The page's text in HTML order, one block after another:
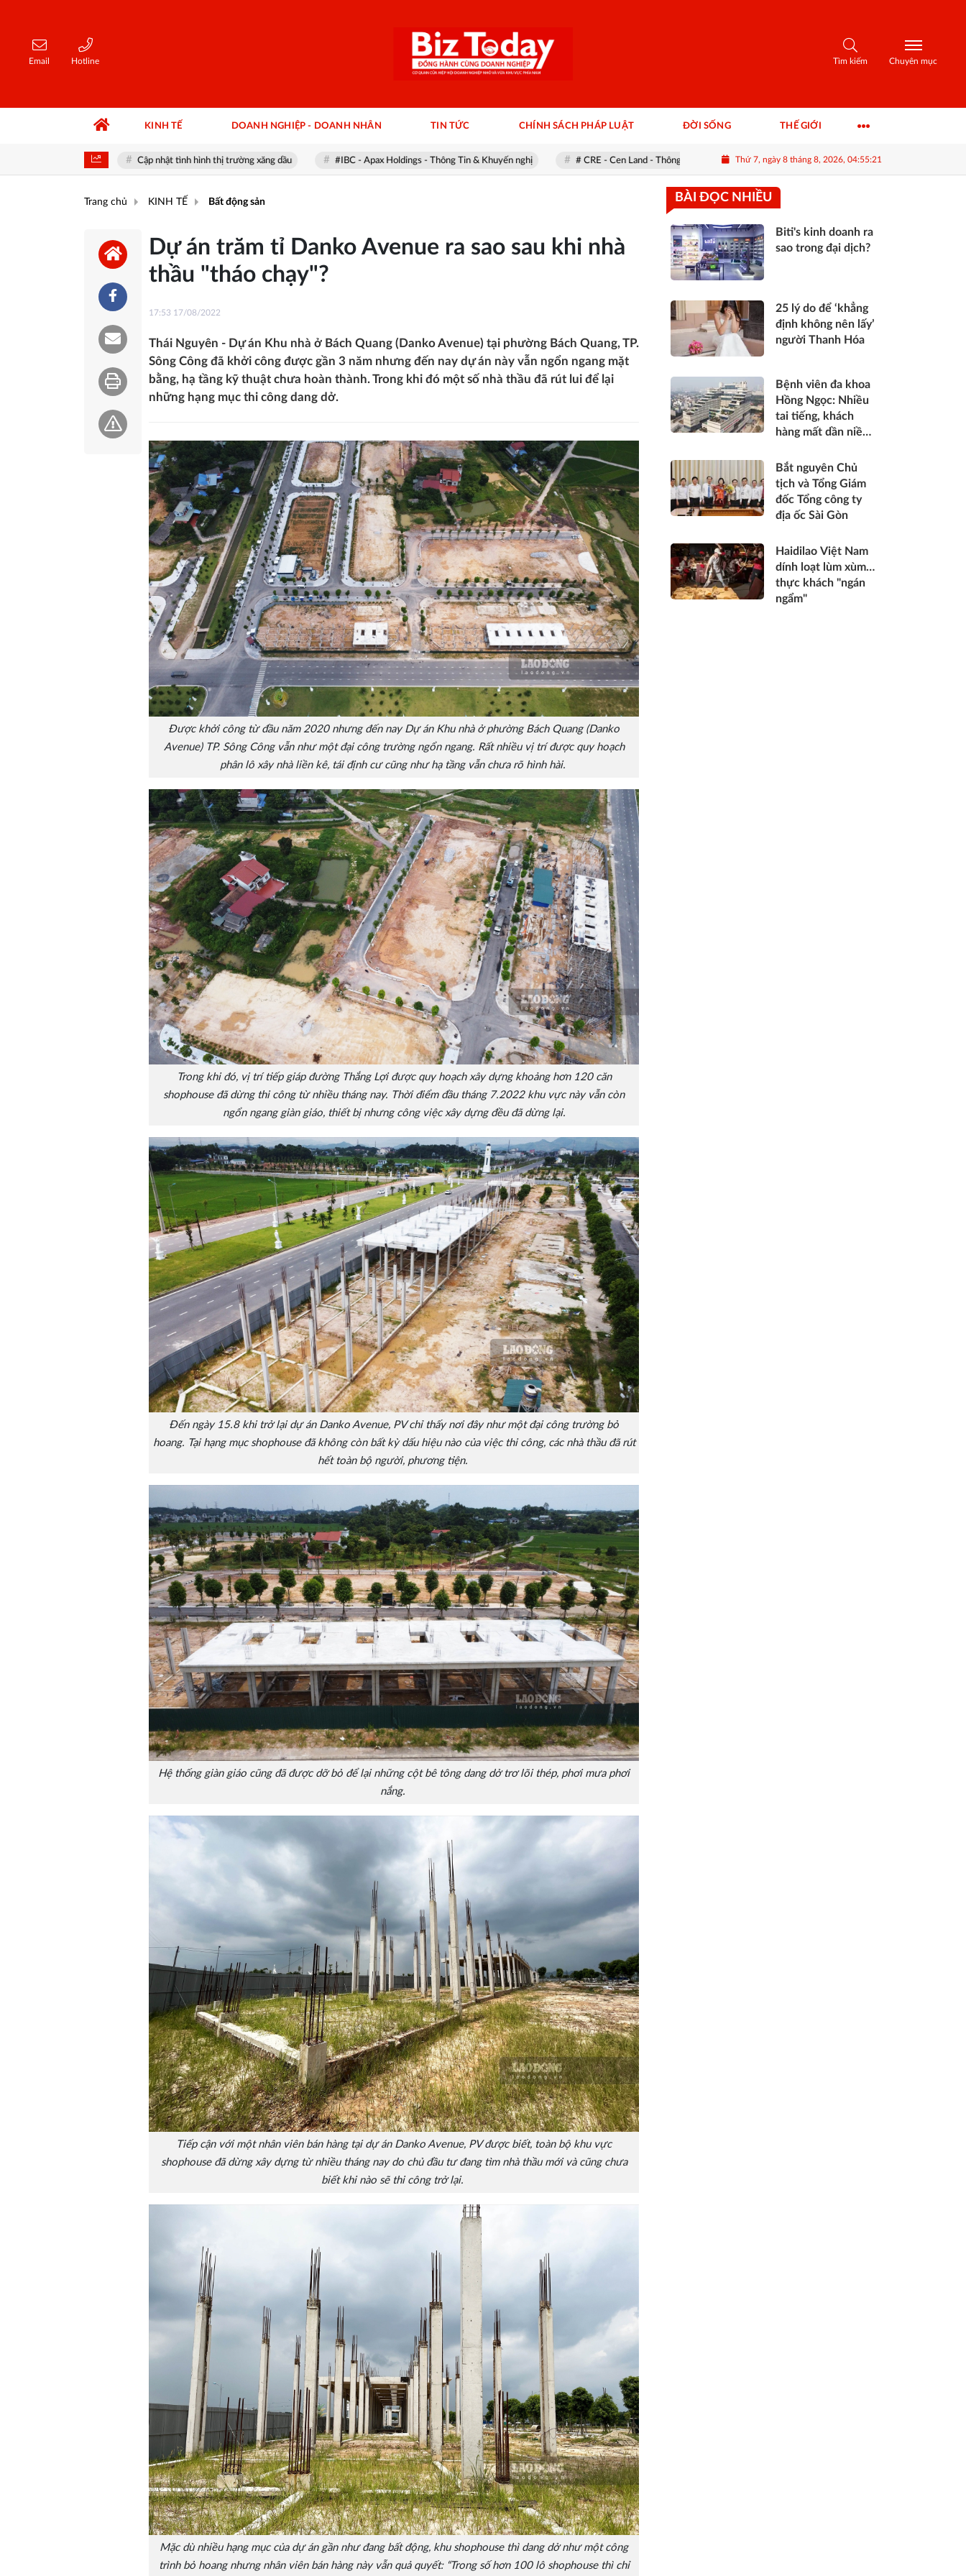
Email Hotline Tìm kiếm Chuyên mục
KINH TẾ DOANH NGHIỆP - DOANH NHÂN TIN TỨC CHÍNH SÁCH PHÁP LUẬT ĐỜI SỐNG THẾ GIỚI
Cập nhật tình hình thị trường xăng dầu #IBC - Apax Holdings - Thông Tin & Khuyến nghị # CRE - Cen Land - Thông Tin & Khuyến nghị #ROS - Thông tin FLC & khuyến nghị cổ phiếu ROS
Thứ 7, ngày 8 tháng 8, 2026, 04:55:23
Trang chủ KINH TẾ Bất động sản
Dự án trăm tỉ Danko Avenue ra sao sau khi nhà
thầu "tháo chạy"?
17:53 17/08/2022
Thái Nguyên - Dự án Khu nhà ở Bách Quang (Danko Avenue) tại phường Bách Quang, TP.
Sông Công đã khởi công được gần 3 năm nhưng đến nay dự án này vẫn ngổn ngang mặt
bằng, hạ tầng kỹ thuật chưa hoàn thành. Trong khi đó một số nhà thầu đã rút lui để lại
những hạng mục thi công dang dở.
Được khởi công từ đầu năm 2020 nhưng đến nay Dự án Khu nhà ở phường Bách Quang (Danko
Avenue) TP. Sông Công vẫn như một đại công trường ngổn ngang. Rất nhiều vị trí được quy hoạch
phân lô xây nhà liền kê, tái định cư cũng như hạ tầng vẫn chưa rõ hình hài.
Trong khi đó, vị trí tiếp giáp đường Thắng Lợi được quy hoạch xây dựng khoảng hơn 120 căn
shophouse đã dừng thi công từ nhiều tháng nay. Thời điểm đầu tháng 7.2022 khu vực này vẫn còn
ngổn ngang giàn giáo, thiết bị nhưng công việc xây dựng đều đã dừng lại.
Đến ngày 15.8 khi trở lại dự án Danko Avenue, PV chỉ thấy nơi đây như một đại công trường bỏ
hoang. Tại hạng mục shophouse đã không còn bất kỳ dấu hiệu nào của việc thi công, các nhà thầu đã rút
hết toàn bộ người, phương tiện.
Hệ thống giàn giáo cũng đã được dỡ bỏ để lại những cột bê tông dang dở trơ lõi thép, phơi mưa phơi
nắng.
Tiếp cận với một nhân viên bán hàng tại dự án Danko Avenue, PV được biết, toàn bộ khu vực
shophouse đã dừng xây dựng từ nhiều tháng nay do chủ đầu tư đang tìm nhà thầu mới và cũng chưa
biết khi nào sẽ thi công trở lại.
Mặc dù nhiều hạng mục của dự án gần như đang bất động, khu shophouse thì dang dở như một công
trình bỏ hoang nhưng nhân viên bán hàng này vẫn quả quyết: “Trong số hơn 100 lô shophouse thì chỉ
BÀI ĐỌC NHIỀU
Biti's kinh doanh ra
sao trong đại dịch?
25 lý do để ‘khẳng
định không nên lấy’
người Thanh Hóa
Bệnh viên đa khoa
Hồng Ngọc: Nhiều
tai tiếng, khách
hàng mất dần niềm
Bắt nguyên Chủ
tịch và Tổng Giám
đốc Tổng công ty
địa ốc Sài Gòn
Haidilao Việt Nam
dính loạt lùm xùm…
thực khách "ngán
ngẩm"